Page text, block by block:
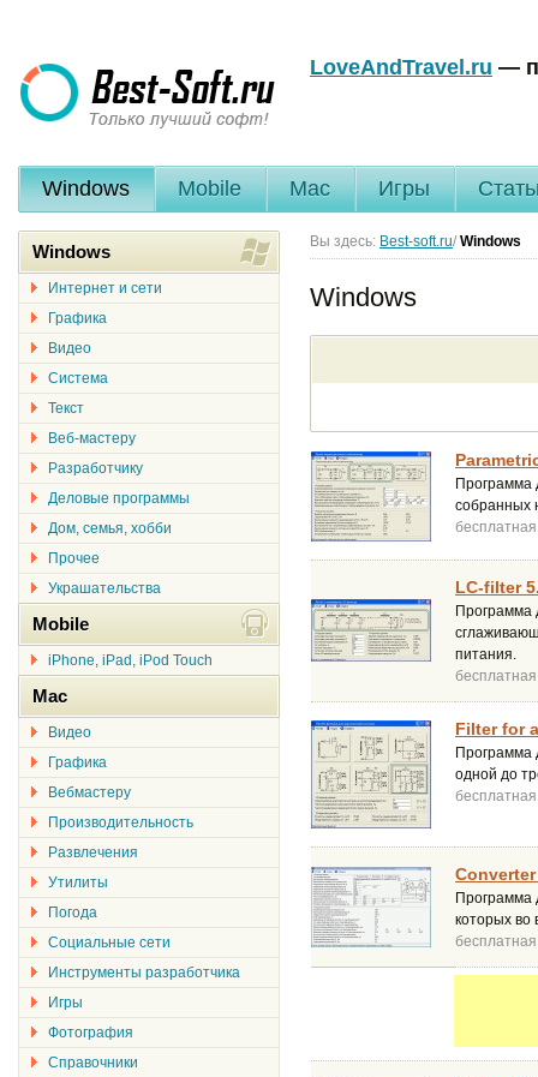
LoveAndTravel.ru —
Windows Mobile Mac Игры
Вы здесь: Best-soft.ru/ Windows
Windows
Программа
собранных
бесплатная
LC-filter
Программа
питания.
бесплатная
Filter for
Программа
одной до
бесплатная
Converter
Программа
которых во
бесплатная
Windows
Интернет и сети
Графика
Видео
Система
Текст
Веб-мастеру
Разработчику
Деловые программы
Дом, семья, хобби
Прочее
Украшательства
Mobile
iPhone, iPad, iPod Touch
Mac
Видео
Графика
Вебмастеру
Производительность
Развлечения
Утилиты
Погода
Социальные сети
Инструменты разработчика
Игры
Фотография
Справочники